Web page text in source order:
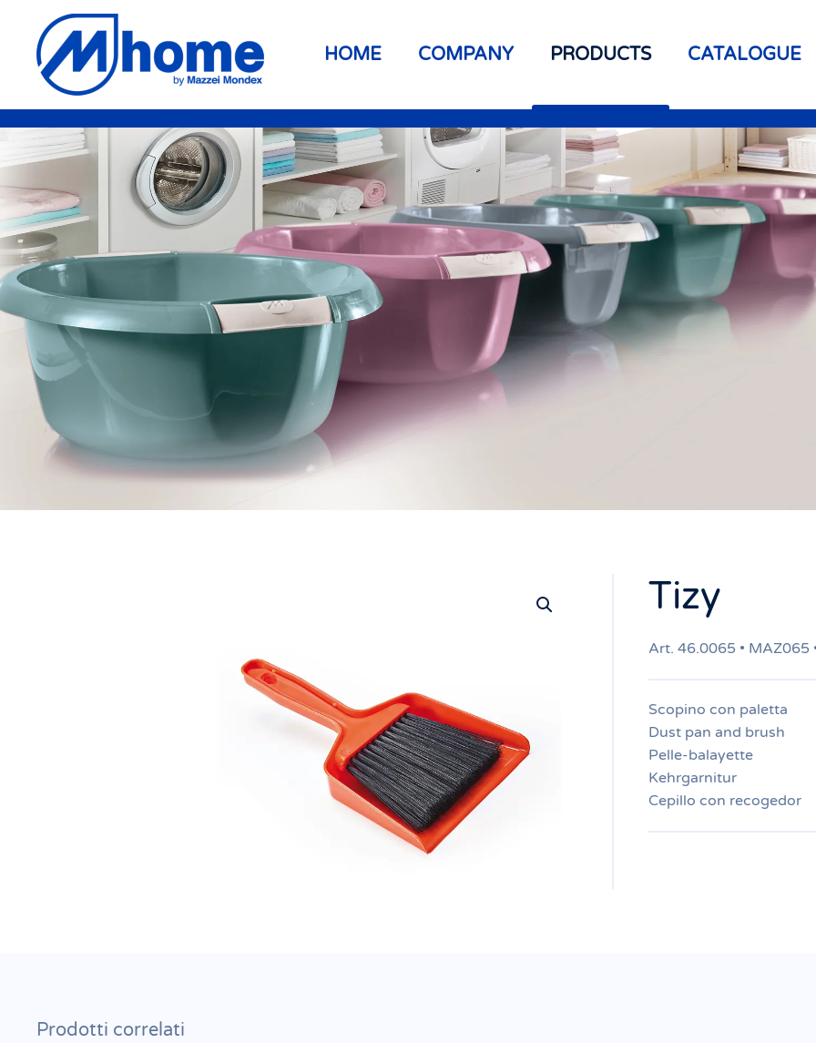
Skip to main content HOME COMPANY PRODUCTS CATALOGUE
Tizy
Art. 46.0065 • MAZ065
Scopino con paletta
Dust pan and brush
Pelle-balayette
Kehrgarnitur
Cepillo con recogedor
Prodotti correlati